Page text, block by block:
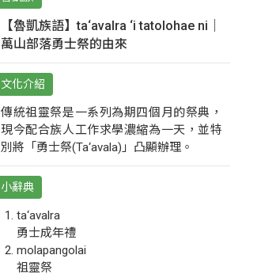
【魯凱族語】ta‘avalra ‘i tatolohae ni｜
萬山部落勇士祭的由來
文化介紹
傳統祖靈祭是一系列為期四個月的祭典，
現今配合族人工作求學濃縮為一天，並特
別將「勇士祭(Ta‘avala)」凸顯辦理。
小辭典
ta‘avalra
勇士成年禮
molapangolai
祖靈祭